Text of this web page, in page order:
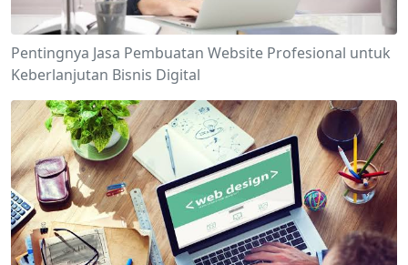
Pentingnya Jasa Pembuatan Website Profesional untuk
Keberlanjutan Bisnis Digital